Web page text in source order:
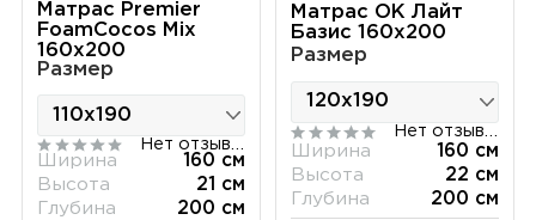
Матрас Premier
FoamCocos Mix
160х200
Размер
Ширина
160 см
Высота
21 см
Глубина
200 см
Матрас ОК Лайт
Базис 160х200
Размер
Ширина
160 см
Высота
22 см
Глубина
200 см